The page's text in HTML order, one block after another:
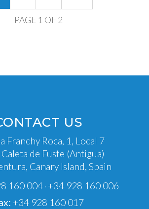
PAGE 1 OF 2
US
Franchy Roca, 1, Local 7
de Fuste (Antigua)
Canary Island, Spain
160 004 · +34 928 160 006
+34 928 160 017